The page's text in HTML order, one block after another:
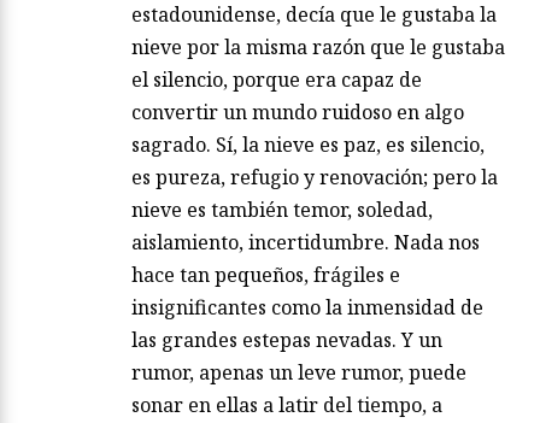
estadounidense, decía que le gustaba la
nieve por la misma razón que le gustaba
el silencio, porque era capaz de
convertir un mundo ruidoso en algo
sagrado. Sí, la nieve es paz, es silencio,
es pureza, refugio y renovación; pero la
nieve es también temor, soledad,
aislamiento, incertidumbre. Nada nos
hace tan pequeños, frágiles e
insignificantes como la inmensidad de
las grandes estepas nevadas. Y un
rumor, apenas un leve rumor, puede
sonar en ellas a latir del tiempo, a